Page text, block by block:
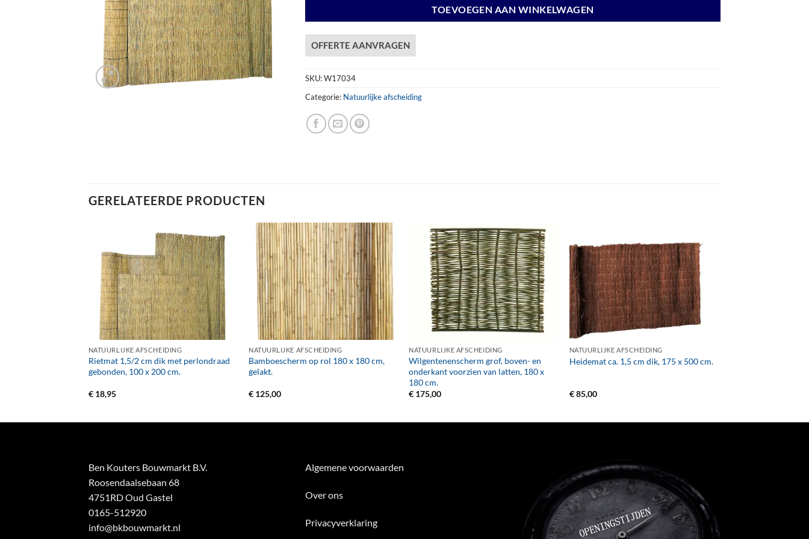
TOEVOEGEN AAN WINKELWAGEN
OFFERTE AANVRAGEN
SKU:W17034
Categorie: Natuurlijke afscheiding
GERELATEERDE PRODUCTEN
+
NATUURLIJKE AFSCHEIDING
Rietmat 1,5/2 cm dik met perlondraad
gebonden, 100 x 200 cm.
€18,95
+
NATUURLIJKE AFSCHEIDING
Bamboescherm op rol 180 x 180 cm,
gelakt.
€ 125,00
NATUURLIJKE AFSCHEIDING
Wilgentenenscherm grof, boven- en
onderkant voorzien van latten, 180 x
180 cm.
€ 175,00
NATUURLIJKE AFSCHEIDING
Heidemat ca. 1,5 cm dik, 175 x 500 cm.
€85,00
Ben Kouters Bouwmarkt B.V.
Roosendaalsebaan 68
4751RD Oud Gastel
0165-512920
info@bkbouwmarkt.nl
Algemene voorwaarden
Over ons
Privacyverklaring